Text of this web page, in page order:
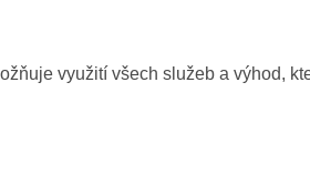
využití všech služeb a výhod,